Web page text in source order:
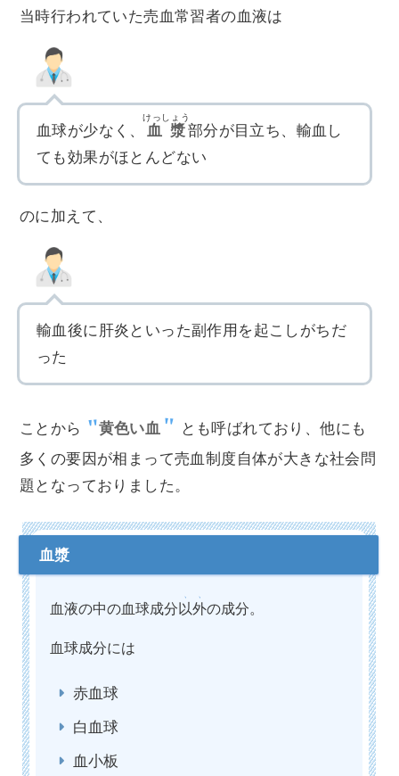
当時行われていた売血常習者の血液は
血球が少なく、 血漿
けっしょう
部分が目立ち、輸血し
ても効果がほとんどない
のに加えて、
輸血後に肝炎といった副作用を起こしがちだ
った
ことから 黄色い血
とも呼ばれており、他にも
多くの要因が相まって売血制度自体が大きな社会問
題となっておりました。
血液の中の血球成分以外の成分。
血球成分には
赤血球
白血球
血小板